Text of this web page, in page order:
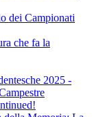
dei Campionati
che fa la
2025 -